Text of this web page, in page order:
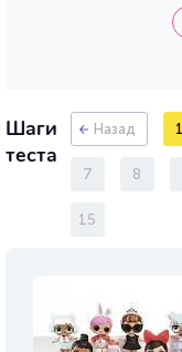
Шаги
теста
Назад 1
7 8
15